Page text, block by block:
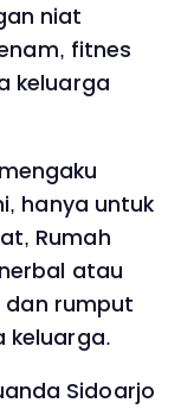
niat
fitnes
keluarga
hanya untuk
Rumah
atau
dan rumput
keluarga.
Sidoarjo